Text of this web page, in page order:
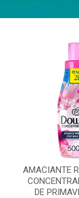
AMACIANTE
DE